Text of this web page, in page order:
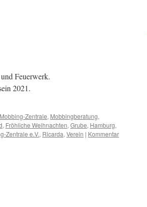
Feuerwerk.
2021.
Mobbing-Zentrale, Mobbingberatung,
, Fröhliche Weihnachten, Grube, Hamburg,
Zentrale e.V., Ricarda, Verein | Kommentar